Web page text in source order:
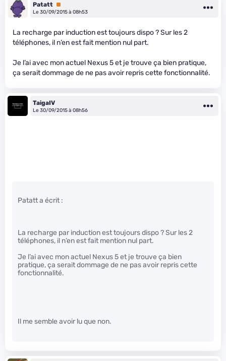
Patatt Premium
Le 30/09/2015 à 08h53
La recharge par induction est toujours dispo ? Sur les 2
téléphones, il n’en est fait mention nul part.
Je l’ai avec mon actuel Nexus 5 et je trouve ça bien pratique,
ça serait dommage de ne pas avoir repris cette fonctionnalité.
TaigaIV
Le 30/09/2015 à 08h56
Patatt a écrit :
La recharge par induction est toujours dispo ? Sur les 2
téléphones, il n’en est fait mention nul part.
Je l’ai avec mon actuel Nexus 5 et je trouve ça bien
pratique, ça serait dommage de ne pas avoir repris cette
fonctionnalité.
Il me semble avoir lu que non.